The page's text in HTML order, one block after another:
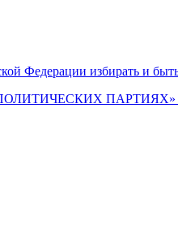
Федерации избирать и
ПАРТИЯХ»